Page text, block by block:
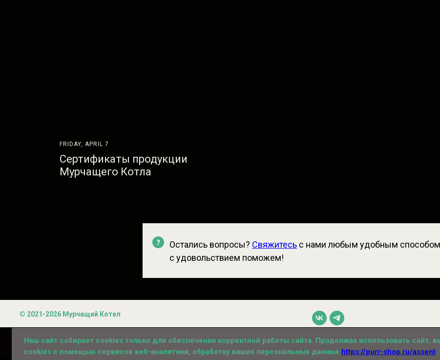
FRIDAY, APRIL 7
Сертификаты продукции
Мурчащего Котла
Остались вопросы? Свяжитесь с нами любым удобным
с удовольствием поможем!
© 2021-2026 Мурчащий Котел
Наш сайт собирает сookies только для обеспечения корректной работы сайта. Продолжая использовать сайт,
cookies с помощью сервисов веб-аналитики, обработку ваших персональных данных https://purr-shop.ru/assent.
Согласие на обработку персональных данных Политика обработки